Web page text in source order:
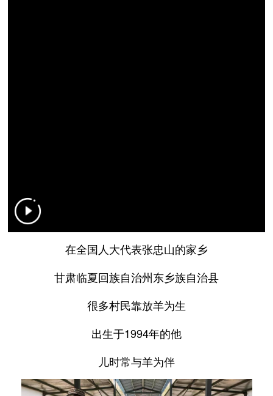
在全国人大代表张忠山的家乡
甘肃临夏回族自治州东乡族自治县
很多村民靠放羊为生
出生于1994年的他
儿时常与羊为伴